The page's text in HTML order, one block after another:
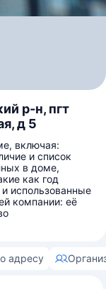
р-н, пгт
д 5
включая:
и список
в доме,
как год
использованные
компании: её
адресу